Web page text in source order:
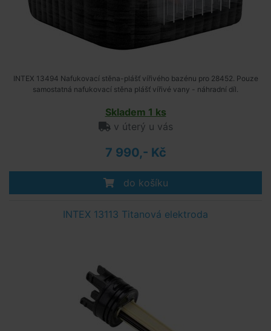
INTEX 13494 Nafukovací stěna-plášť vířivého bazénu pro 28452. Pouze
samostatná nafukovací stěna plášť vířivé vany - náhradní díl.
Skladem 1 ks
v úterý u vás
7 990,- Kč
do košíku
INTEX 13113 Titanová elektroda